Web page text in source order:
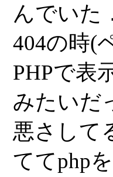
んでいた
404の時(
PHPで表
みたいだ
悪さして
ててphp